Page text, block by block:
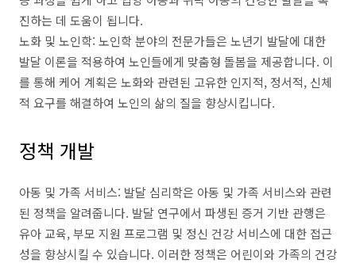
진하는 데 도움이 됩니다.
노화 및 노인학: 노인학 분야의 전문가들은 노년기 발달에 대한
발달 이론을 적용하여 노인들에게 맞춤형 돌봄을 제공합니다. 이
를 통해 케어 계획은 노화와 관련된 고유한 인지적, 정서적, 신체
적 요구를 해결하여 노인의 삶의 질을 향상시킵니다.
정책 개발
아동 및 가족 서비스: 발달 심리학은 아동 및 가족 서비스와 관련
된 정책을 알려줍니다. 발달 연구에서 파생된 증거 기반 관행은
유아 교육, 부모 지원 프로그램 및 정신 건강 서비스에 대한 접근
성을 향상시킬 수 있습니다. 이러한 정책은 어린이와 가족의 건강